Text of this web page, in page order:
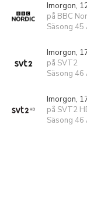
Imorgon,
på BBC
Säsong 45
Imorgon,
på SVT2
Säsong 46
Imorgon,
på SVT2
Säsong 46